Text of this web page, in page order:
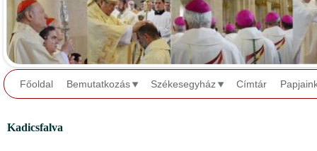
Főoldal Bemutatkozás Székesegyház Címtár
Kadicsfalva